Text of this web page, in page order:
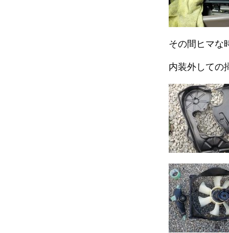
その間ヒマ
内装外しての